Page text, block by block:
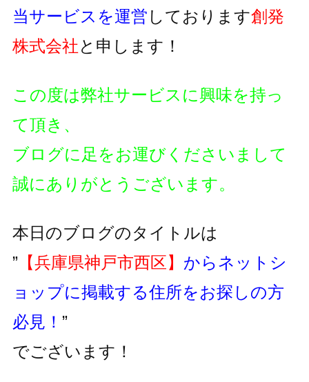
当サービスを運営 しております創発
株式会社と申します！
この度は弊社サービスに興味を持っ
て頂き、
ブログに足をお運びくださいまして
誠にありがとうございます。
本日のブログのタイトルは
”【兵庫県神戸市西区】 からネットシ
ョップに掲載する住所をお探しの方
必見！ ”
でございます！